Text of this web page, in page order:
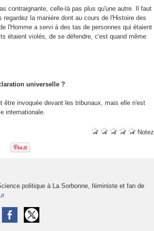
contraignante, celle-là pas plus qu'une autre. Il faut
la manière dont au cours de l'Histoire des
l'Homme a servi à des tas de personnes qui étaient
étaient violés, de se défendre, c'est quand même
universelle ?
être invoquée devant les tribunaux, mais elle n'est
internationale.
Notez
politique à La Sorbonne, féministe et fan de